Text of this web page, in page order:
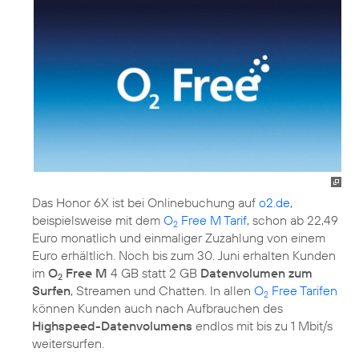
Das Honor 6X ist bei Onlinebuchung auf o2.de,
beispielsweise mit dem O2 Free M Tarif, schon ab 22,49
Euro monatlich und einmaliger Zuzahlung von einem
Euro erhältlich. Noch bis zum 30. Juni erhalten Kunden
im O2 Free M 4 GB statt 2 GB Datenvolumen zum
Surfen, Streamen und Chatten. In allen O2 Free Tarifen
können Kunden auch nach Aufbrauchen des
Highspeed-Datenvolumens endlos mit bis zu 1 Mbit/s
weitersurfen.